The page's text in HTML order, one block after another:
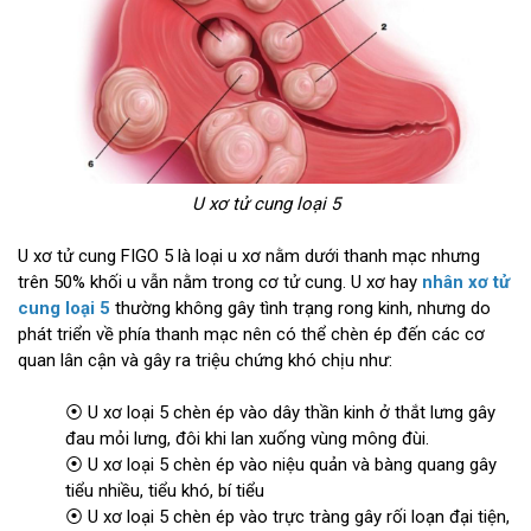
U xơ tử cung loại 5
U xơ tử cung FIGO 5 là loại u xơ nằm dưới thanh mạc nhưng
trên 50% khối u vẫn nằm trong cơ tử cung. U xơ hay nhân xơ tử
cung loại 5 thường không gây tình trạng rong kinh, nhưng do
phát triển về phía thanh mạc nên có thể chèn ép đến các cơ
quan lân cận và gây ra triệu chứng khó chịu như:
⦿ U xơ loại 5 chèn ép vào dây thần kinh ở thắt lưng gây
đau mỏi lưng, đôi khi lan xuống vùng mông đùi.
⦿ U xơ loại 5 chèn ép vào niệu quản và bàng quang gây
tiểu nhiều, tiểu khó, bí tiểu
⦿ U xơ loại 5 chèn ép vào trực tràng gây rối loạn đại tiện,